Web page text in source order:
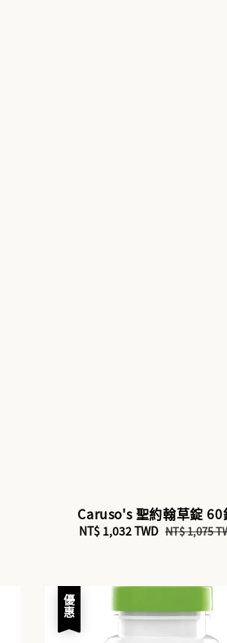
Caruso's 聖約翰草錠 60
Sale
NT$ 1,032 TWD Regular
NT$ 1,075
優惠